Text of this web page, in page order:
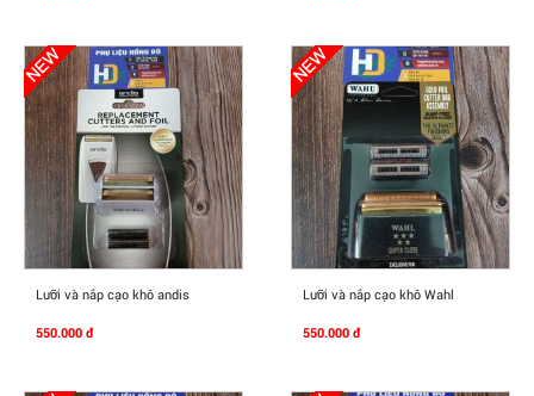
Mua Ngay
Lưỡi và nắp cạo khô andis
550.000 đ
Mua Ngay
Lưỡi và nắp cạo khô Wahl
550.000 đ